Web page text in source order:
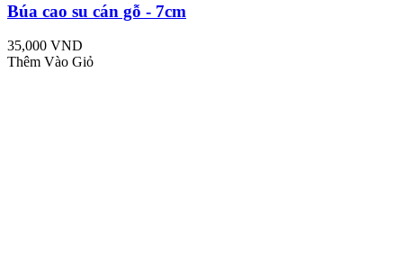
Búa cao su cán gỗ - 7cm
35,000 VND
Thêm Vào Giỏ